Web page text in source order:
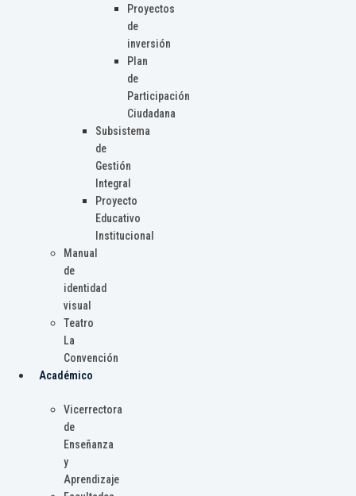
Proyectos
de
inversión
Plan
de
Participación
Ciudadana
Subsistema
de
Gestión
Integral
Proyecto
Educativo
Institucional
Manual
de
identidad
visual
Teatro
La
Convención
Académico
Vicerrectora
de
Enseñanza
y
Aprendizaje